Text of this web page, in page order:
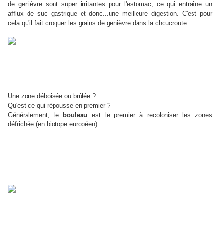
de genièvre sont super irritantes pour l'estomac, ce qui entraîne un
afflux de suc gastrique et donc...une meilleure digestion. C'est pour
cela qu'il fait croquer les grains de genièvre dans la choucroute...
Une zone déboisée ou brûlée ?
Qu'est-ce qui répousse en premier ?
Généralement, le
bouleau est le premier à recoloniser les zones
défrichée (en biotope européen).